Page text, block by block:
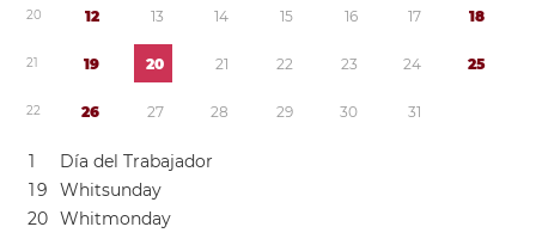
20 12 13 14 15 16 17 18
21 19 20 21 22 23 24 25
22 26 27 28 29 30 31
1
Día del Trabajador
19
Whitsunday
20 Whitmonday